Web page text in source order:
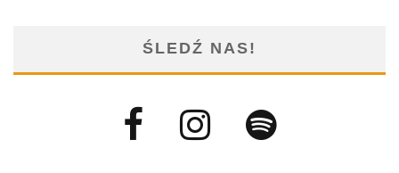
ŚLEDŹ NAS!